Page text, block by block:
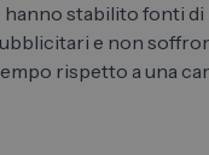
stabilito fonti
e non
rispetto a una